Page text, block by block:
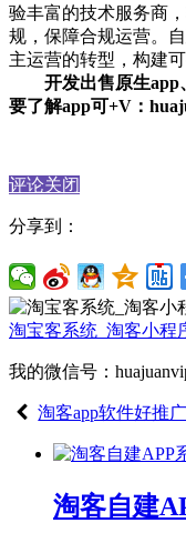
验丰富的技术服务商
规，保障合规运营。
主运营的转型，构建
开发出售原生app、
要了解app可+V：
评论关闭
分享到：
淘宝客系统_淘客小程
我的微信号：
淘客app软件好推
淘客自建